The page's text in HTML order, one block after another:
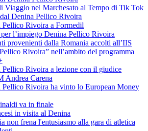
Viaggio nel Marchesato al Tempo di Tik Tok
Denina Pellico Rivoira
Rivoira a Formedil
l’impiego Denina Pellico Rivoira
provenienti dalla Romania accolti all’IIS
Rivoira” nell’ambito del programma
Rivoira a lezione con il giudice
Andrea Carena
Pellico Rivoira ha vinto lo European Money
va in finale
in visita al Denina
non frena l'entusiasmo alla gara di atletica